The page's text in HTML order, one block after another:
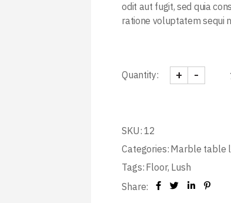
odit aut fugit, sed quia
ratione voluptatem sequi
Quantity: -
+
SKU: 12
Categories: Marble table
Tags: Floor, Lush
Share: